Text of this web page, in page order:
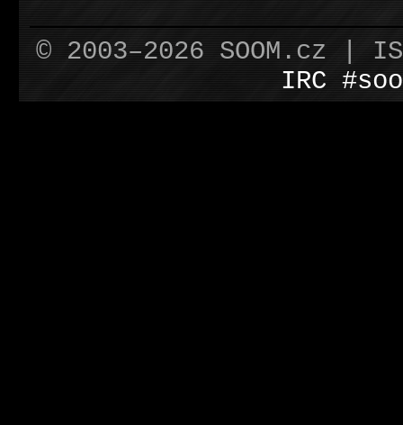
© 2003–2026 SOOM.cz |
IRC